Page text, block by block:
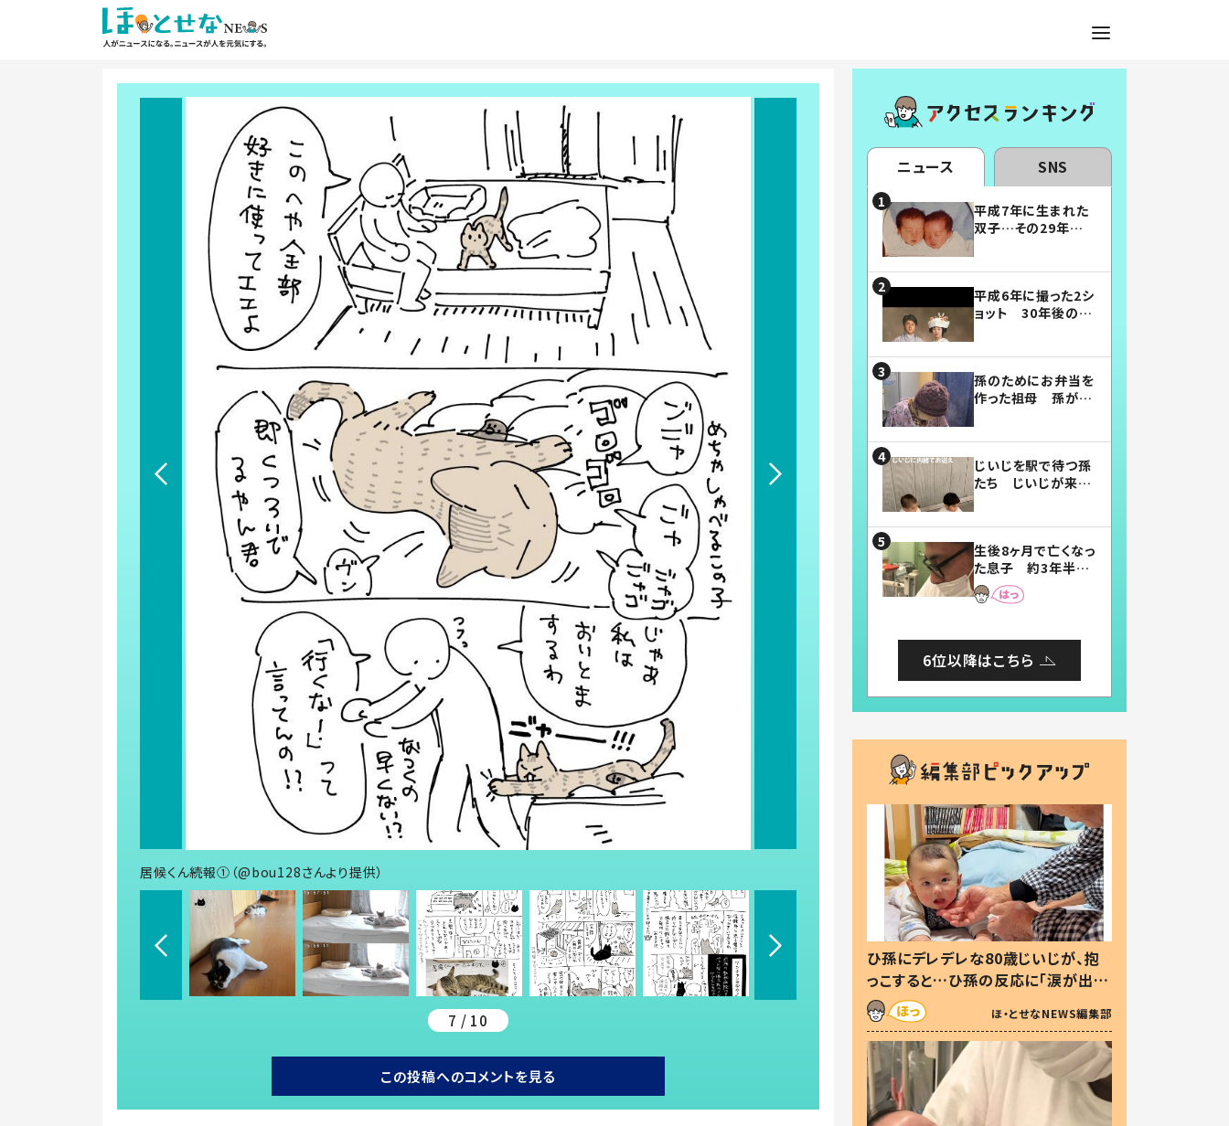
居候くん続報①（@bou128さんより提供）
7 / 10
この投稿へのコメントを見る
ニュース SNS
平成7年に生まれた
双子…その29年後
平成6年に撮った2シ
ョット 30年後の姿
孫のためにお弁当を
作った祖母 孫が絶
じいじを駅で待つ孫
たち じいじが来た
まらない」「幸せにな
れる」
生後8ヶ月で亡くなっ
た息子 約3年半
後、当時の妻の日記
に書いてあった本音
6位以降はこちら
ひ孫にデレデレな80歳じいじが、抱
っこすると…ひ孫の反応に「涙が出ま
した」「可愛くて仕方ない」
ほ・とせなNEWS編集部